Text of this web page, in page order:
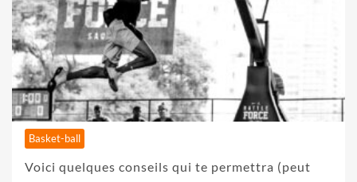
Basket-ball
Voici quelques conseils qui te permettra (peut